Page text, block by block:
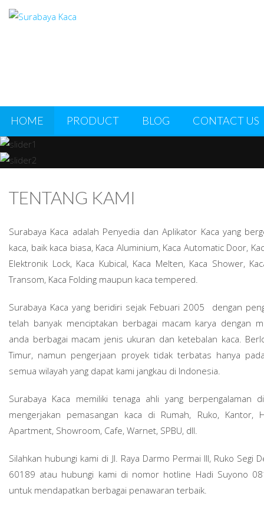
HOME PRODUCT BLOG CONTACT US
TENTANG KAMI
Surabaya Kaca adalah Penyedia dan Aplikator Kaca yang
kaca, baik kaca biasa, Kaca Aluminium, Kaca Automatic Door,
Elektronik Lock, Kaca Kubical, Kaca Melten, Kaca Shower,
Transom, Kaca Folding maupun kaca tempered.
Surabaya Kaca yang beridiri sejak Febuari 2005 dengan
telah banyak menciptakan berbagai macam karya dengan
anda berbagai macam jenis ukuran dan ketebalan kaca.
Timur, namun pengerjaan proyek tidak terbatas hanya
semua wilayah yang dapat kami jangkau di Indonesia.
Surabaya Kaca memiliki tenaga ahli yang berpengalaman
mengerjakan pemasangan kaca di Rumah, Ruko, Kantor,
Apartment, Showroom, Cafe, Warnet, SPBU, dll.
Silahkan hubungi kami di Jl. Raya Darmo Permai III, Ruko Segi
60189 atau hubungi kami di nomor hotline Hadi Suyono
untuk mendapatkan berbagai penawaran terbaik.